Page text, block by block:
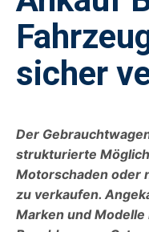
sicher
Der
strukturierte
Motorschaden oder
zu verkaufen.
Marken und